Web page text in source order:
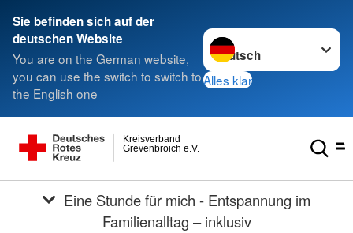
Sie befinden sich auf der
deutschen Website
You are on the German website,
you can use the switch to switch to
the English one
Sprache wechseln zu
Alles klar
Grevenbroich e.V.
Kreisverband
Familienalltag – inklusiv